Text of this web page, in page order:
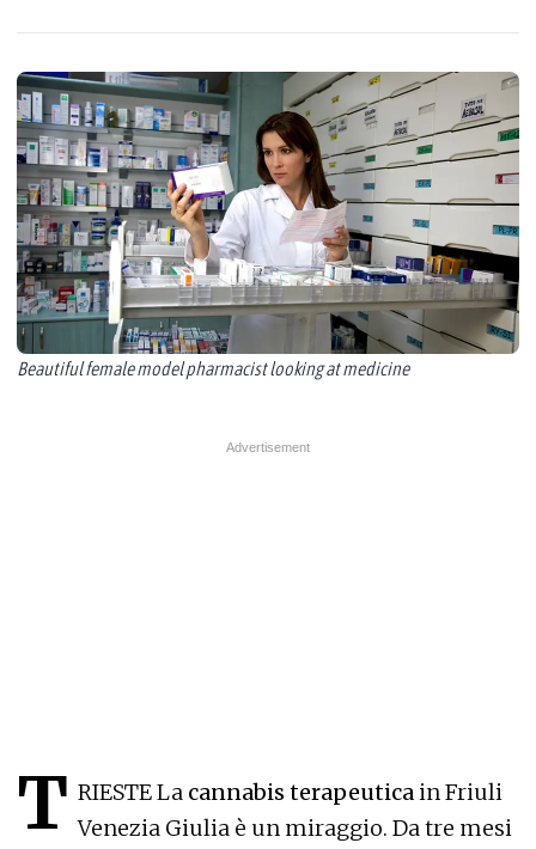
Beautiful female model pharmacist looking at medicine
T RIESTE La cannabis terapeuticain Friuli
Venezia Giulia è un miraggio. Da tre mesi